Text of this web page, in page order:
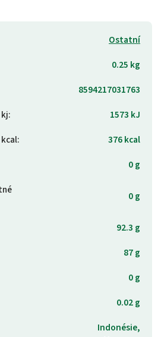
Ostatní
0.25 kg
8594217031763
:
1573 kJ
:
376 kcal
0 g
0 g
92.3 g
87 g
0 g
0.02 g
Indonésie,